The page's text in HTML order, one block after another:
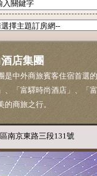
店集團
是中外商旅賓客住宿首選
、「富驛時尚酒店」、「
的商旅之行。
南京東路三段131號